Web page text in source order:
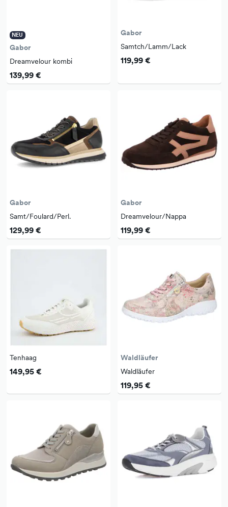
NEU
Gabor
Dreamvelour kombi
139,99 €
Gabor
Samtch/Lamm/Lack
119,99 €
Gabor
Samt/Foulard/Perl.
129,99 €
Gabor
Dreamvelour/Nappa
119,99 €
Tenhaag
149,95 €
Waldläufer
Waldläufer
119,95 €